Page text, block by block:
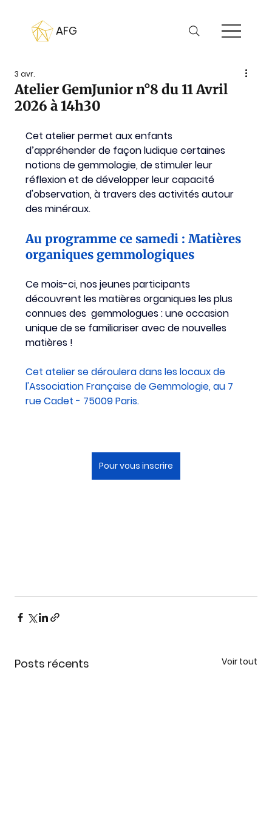
AFG
Atelier GemJunior n°8 du 11 Avril
2026 à 14h30
3 avr.
Cet atelier permet aux enfants
d’appréhender de façon ludique certaines
notions de gemmologie, de stimuler leur
réflexion et de développer leur capacité
d'observation, à travers des activités autour
des minéraux.
Au programme ce samedi : Matières
organiques gemmologiques
Ce mois-ci, nos jeunes participants
découvrent les matières organiques les plus
connues des  gemmologues : une occasion
unique de se familiariser avec de nouvelles
matières !
Cet atelier se déroulera dans les locaux de
l'Association Française de Gemmologie, au 7
rue Cadet - 75009 Paris.
Pour vous inscrire
Posts récents Voir tout